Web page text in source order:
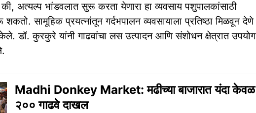
अत्यल्प भांडवलात सुरू करता येणारा हा व्यवसाय पशुपालकांसाठी
शकतो. सामूहिक प्रयत्नांतून गर्दभपालन व्यवसायाला प्रतिष्ठा मिळवून देणे
डॉ. कुरकुरे यांनी गाढवांचा लस उत्पादन आणि संशोधन क्षेत्रात उपयोग
Madhi Donkey Market: मढीच्या बाजारात यंदा केवळ
२०० गाढवे दाखल